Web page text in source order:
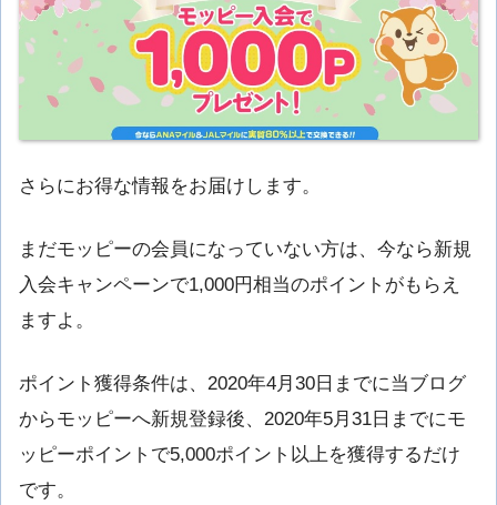
さらにお得な情報をお届けします。
まだモッピーの会員になっていない方は、今なら新規
入会キャンペーンで1,000円相当のポイントがもらえ
ますよ。
ポイント獲得条件は、2020年4月30日までに当ブログ
からモッピーへ新規登録後、2020年5月31日までにモ
ッピーポイントで5,000ポイント以上を獲得するだけ
です。